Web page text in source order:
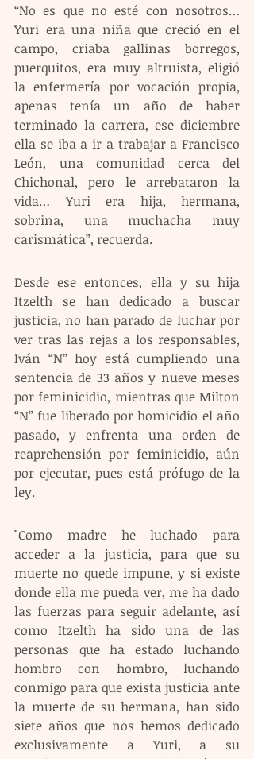
“No es que no esté con nosotros…
Yuri era una niña que creció en el
campo, criaba gallinas borregos,
puerquitos, era muy altruista, eligió
la enfermería por vocación propia,
apenas tenía un año de haber
terminado la carrera, ese diciembre
ella se iba a ir a trabajar a Francisco
León, una comunidad cerca del
Chichonal, pero le arrebataron la
vida… Yuri era hija, hermana,
sobrina, una muchacha muy
carismática”, recuerda.
Desde ese entonces, ella y su hija
Itzelth se han dedicado a buscar
justicia, no han parado de luchar por
ver tras las rejas a los responsables,
Iván “N” hoy está cumpliendo una
sentencia de 33 años y nueve meses
por feminicidio, mientras que Milton
“N” fue liberado por homicidio el año
pasado, y enfrenta una orden de
reaprehensión por feminicidio, aún
por ejecutar, pues está prófugo de la
ley.
"Como madre he luchado para
acceder a la justicia, para que su
muerte no quede impune, y si existe
donde ella me pueda ver, me ha dado
las fuerzas para seguir adelante, así
como Itzelth ha sido una de las
personas que ha estado luchando
hombro con hombro, luchando
conmigo para que exista justicia ante
la muerte de su hermana, han sido
siete años que nos hemos dedicado
exclusivamente a Yuri, a su